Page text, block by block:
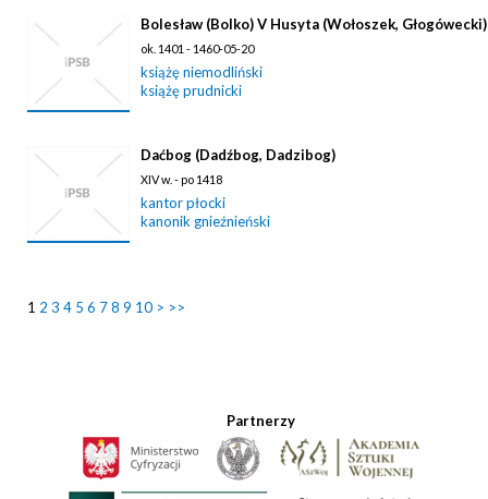
Bolesław (Bolko) V Husyta (Wołoszek, Głogówecki)
ok. 1401 - 1460-05-20
książę niemodliński
książę prudnicki
Daćbog (Dadźbog, Dadzibog)
XIV w. - po 1418
kantor płocki
kanonik gnieźnieński
1 2 3 4 5 6 78 9 10 > >>
Partnerzy